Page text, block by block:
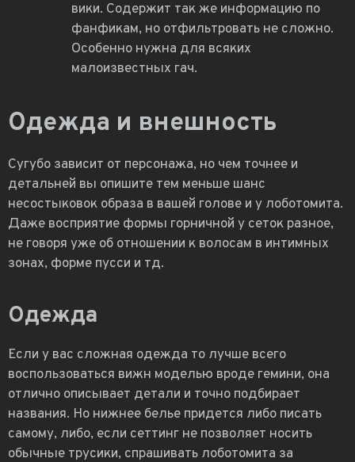
вики. Содержит так же информацию по
фанфикам, но отфильтровать не сложно.
Особенно нужна для всяких
малоизвестных гач.
Одежда и внешность
Сугубо зависит от персонажа, но чем точнее и
детальней вы опишите тем меньше шанс
несостыковок образа в вашей голове и у лоботомита.
Даже восприятие формы горничной у сеток разное,
не говоря уже об отношении к волосам в интимных
зонах, форме пусси и тд.
Одежда
Если у вас сложная одежда то лучше всего
воспользоваться вижн моделью вроде гемини, она
отлично описывает детали и точно подбирает
названия. Но нижнее белье придется либо писать
самому, либо, если сеттинг не позволяет носить
обычные трусики, спрашивать лоботомита за